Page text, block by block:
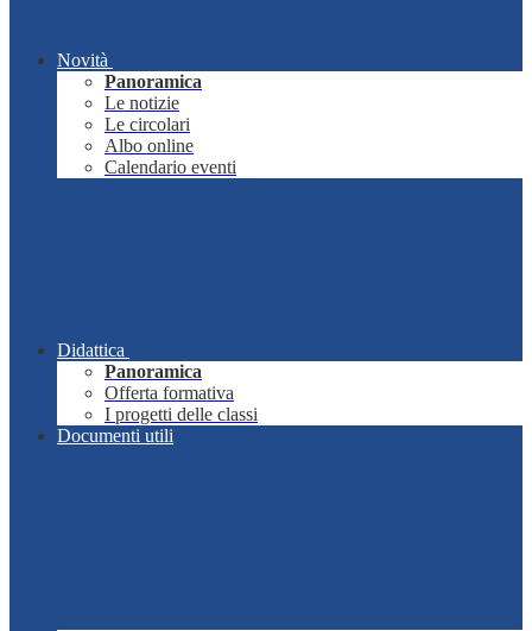
Novità
Panoramica
Le notizie
Le circolari
Albo online
Calendario eventi
Didattica
Panoramica
Offerta formativa
I progetti delle classi
Documenti utili